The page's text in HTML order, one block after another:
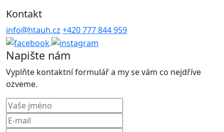
Kontakt
info@htauh.cz +420 777 844 959
Napište nám
Vyplňte kontaktní formulář a my se vám co nejdříve
ozveme.